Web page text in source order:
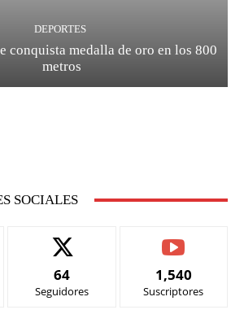
DEPORTES
conquista medalla de oro en los 800
metros
SOCIALES
64
Seguidores
1,540
Suscriptores